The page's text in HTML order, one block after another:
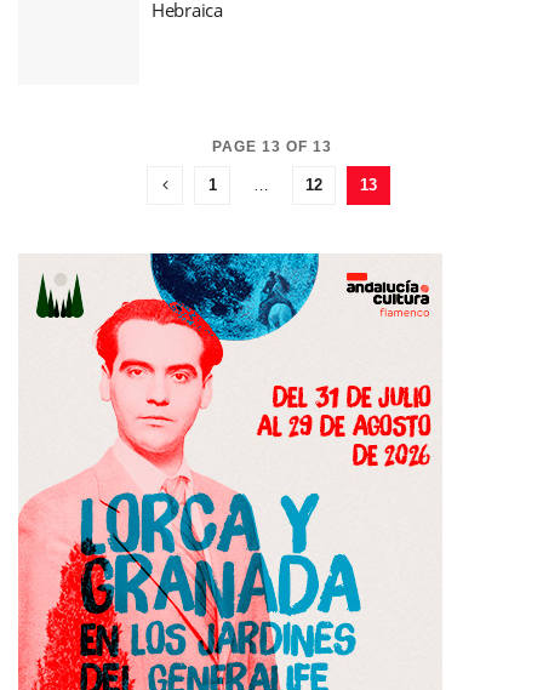
Hebraica
PAGE 13 OF 13
1 12 13